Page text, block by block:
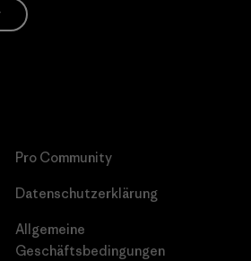
Pro Community
Datenschutzerklärung
Allgemeine
Geschäftsbedingungen